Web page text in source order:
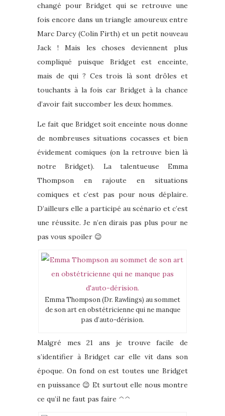
changé pour Bridget qui se retrouve une
fois encore dans un triangle amoureux entre
Marc Darcy (Colin Firth) et un petit nouveau
Jack ! Mais les choses deviennent plus
compliqué puisque Bridget est enceinte,
mais de qui ? Ces trois là sont drôles et
touchants à la fois car Bridget à la chance
d’avoir fait succomber les deux hommes.
Le fait que Bridget soit enceinte nous donne
de nombreuses situations cocasses et bien
évidement comiques (on la retrouve bien là
notre Bridget). La talentueuse Emma
Thompson en rajoute en situations
comiques et c’est pas pour nous déplaire.
D’ailleurs elle a participé au scénario et c’est
une réussite. Je n’en dirais pas plus pour ne
pas vous spoiler 😉
Emma Thompson (Dr. Rawlings) au sommet
de son art en obstétricienne qui ne manque
pas d’auto-dérision.
Malgré mes 21 ans je trouve facile de
s’identifier à Bridget car elle vit dans son
époque. On fond on est toutes une Bridget
en puissance 😉 Et surtout elle nous montre
ce qu’il ne faut pas faire ^^